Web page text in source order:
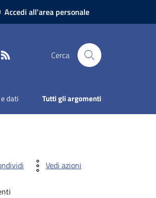
Accedi all'area personale
Cerca
dati Tutti gli argomenti
Vedi azioni